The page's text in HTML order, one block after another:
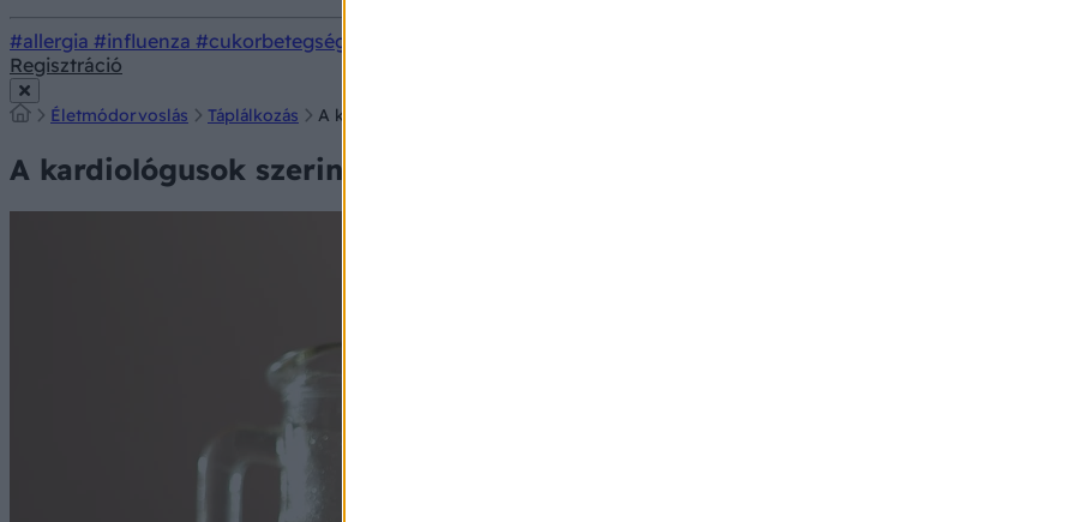
#allergia #influenza #cukorbetegség
Regisztráció
Életmódorvoslás Táplálkozás A kardiológusok szerint ez a 2 olaj a legjobb a koleszterinszint csökkentésére
A kardiológusok szerint ez a 2 olaj a legjobb a koleszterinszint